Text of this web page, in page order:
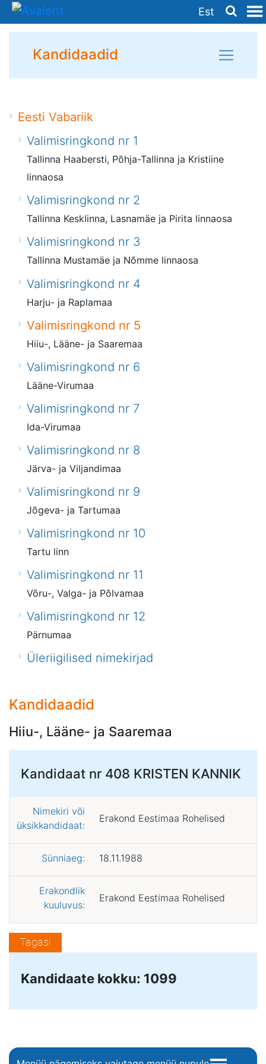
Est
Kandidaadid
Eesti Vabariik
Valimisringkond nr 1
Tallinna Haabersti, Põhja-Tallinna ja Kristiine
linnaosa
Valimisringkond nr 2
Tallinna Kesklinna, Lasnamäe ja Pirita linnaosa
Valimisringkond nr 3
Tallinna Mustamäe ja Nõmme linnaosa
Valimisringkond nr 4
Harju- ja Raplamaa
Valimisringkond nr 5
Hiiu-, Lääne- ja Saaremaa
Valimisringkond nr 6
Lääne-Virumaa
Valimisringkond nr 7
Ida-Virumaa
Valimisringkond nr 8
Järva- ja Viljandimaa
Valimisringkond nr 9
Jõgeva- ja Tartumaa
Valimisringkond nr 10
Tartu linn
Valimisringkond nr 11
Võru-, Valga- ja Põlvamaa
Valimisringkond nr 12
Pärnumaa
Üleriigilised nimekirjad
Kandidaadid
Hiiu-, Lääne- ja Saaremaa
Kandidaat nr 408 KRISTEN KANNIK
Nimekiri või
üksikkandidaat:
Erakond Eestimaa Rohelised
Sünniaeg: 18.11.1988
Erakondlik
kuuluvus:
Erakond Eestimaa Rohelised
Tagasi
Kandidaate kokku: 1099